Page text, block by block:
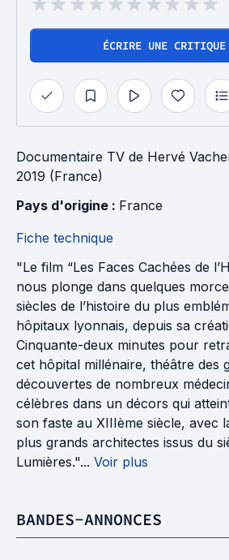
ÉCRIRE UNE CRITIQUE
Documentaire TV de Hervé
2019 (France)
Pays d'origine : France
Fiche technique
"Le film “Les Faces Cachées de
nous plonge dans quelques
siècles de l’histoire du plus
hôpitaux lyonnais, depuis sa
Cinquante-deux minutes pour
cet hôpital millénaire, théâtre des
découvertes de nombreux
célèbres dans un décors qui
son faste au XIIIème siècle, avec
plus grands architectes issus du
Lumières."... Voir plus
BANDES-ANNONCES